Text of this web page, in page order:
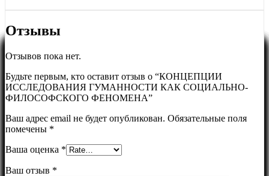
Отзывы
Отзывов пока нет.
Будьте первым, кто оставит отзыв о “КОНЦЕПЦИИ
ИССЛЕДОВАНИЯ ГУМАННОСТИ КАК СОЦИАЛЬНО-
ФИЛОСОФСКОГО ФЕНОМЕНА”
Ваш адрес email не будет опубликован. Обязательные поля
помечены *
Ваша оценка *
Ваш отзыв *